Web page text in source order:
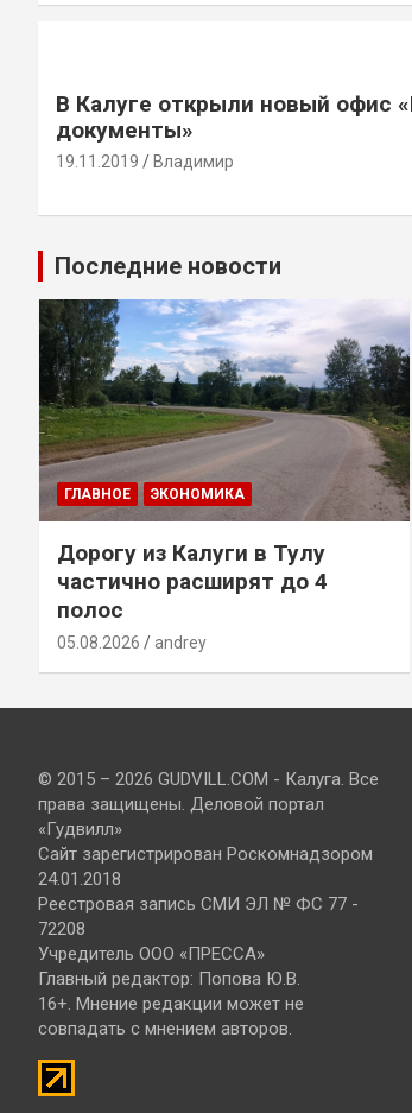
В Калуге открыли новый офис
документы»
19.11.2019 Владимир
Последние новости
ГЛАВНОЕ ЭКОНОМИКА
Дорогу из Калуги в Тулу
частично расширят до 4
полос
05.08.2026 andrey
© 2015 – 2026 GUDVILL.COM - Калуга. Все
права защищены. Деловой портал
«Гудвилл»
Сайт зарегистрирован Роскомнадзором
24.01.2018
Реестровая запись СМИ ЭЛ № ФС 77 -
72208
Учредитель ООО «ПРЕССА»
Главный редактор: Попова Ю.В.
16+. Мнение редакции может не
совпадать с мнением авторов.